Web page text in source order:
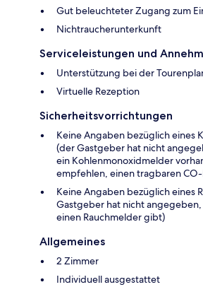
Gut beleuchteter Zugang zum
Nichtraucherunterkunft
Serviceleistungen und
Unterstützung bei der
Virtuelle Rezeption
Sicherheitsvorrichtungen
Keine Angaben bezüglich eines
(der Gastgeber hat nicht
ein Kohlenmonoxidmelder
empfehlen, einen tragbaren
Keine Angaben bezüglich eines
Gastgeber hat nicht
einen Rauchmelder gibt)
Allgemeines
2 Zimmer
Individuell ausgestattet